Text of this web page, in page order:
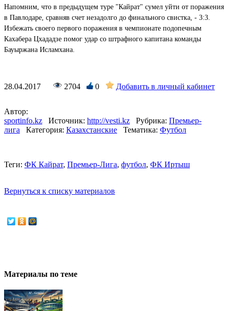
Напомним, что в предыдущем туре "Кайрат" сумел уйти от поражения
в Павлодаре, сравняв счет незадолго до финального свистка, - 3:3.
Избежать своего первого поражения в чемпионате подопечным
Кахабера Цхададзе помог удар со штрафного капитана команды
Бауыржана Исламхана.
28.04.2017 2704 0 Добавить в личный кабинет
Автор:
sportinfo.kz
Источник: http://vesti.kz Рубрика: Премьер-
лига
Категория: Казахстанские Тематика: Футбол
Теги: ФК Кайрат, Премьер-Лига, футбол, ФК Иртыш
Вернуться к списку материалов
Материалы по теме